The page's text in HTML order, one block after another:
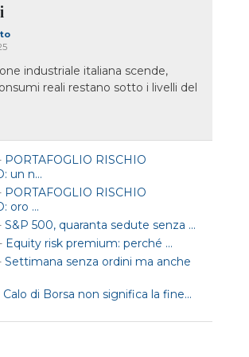
industriale italiana scende,
reali restano sotto i livelli del
PORTAFOGLIO RISCHIO
un n...
PORTAFOGLIO RISCHIO
oro ...
S&P 500, quaranta sedute senza ...
Equity risk premium: perché ...
Settimana senza ordini ma anche
Calo di Borsa non significa la fine...